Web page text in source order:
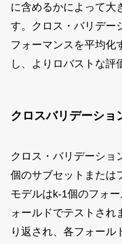
に含めるかによって大
す。クロス・バリデー
フォーマンスを平均化
し、よりロバストな評
クロスバリデーショ
クロス・バリデーショ
個のサブセットまたは
モデルはk-1個のフォ
ォールドでテストされ
り返され、各フォール